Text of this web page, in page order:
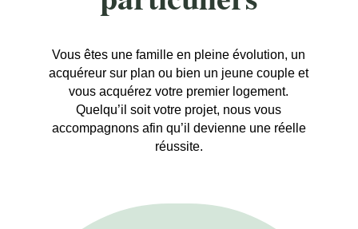
Vous êtes une famille en pleine évolution, un
acquéreur sur plan ou bien un jeune couple et
vous acquérez votre premier logement.
Quelqu’il soit votre projet, nous vous
accompagnons afin qu’il devienne une réelle
réussite.